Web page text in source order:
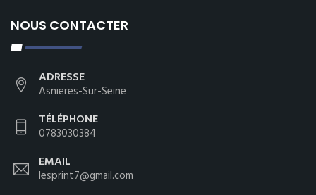
NOUS CONTACTER
ADRESSE
Asnieres-Sur-Seine
TÉLÉPHONE
0783030384
EMAIL
lesprint7@gmail.com